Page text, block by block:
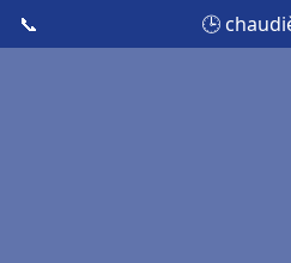
📞 🕒